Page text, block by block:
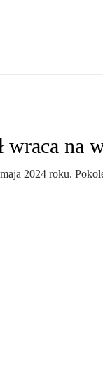
na
2024 roku.